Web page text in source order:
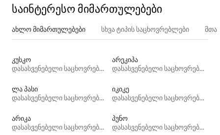
საინტერესო მიმართულებები
ახლო მიმართულებები სხვა ტიპის საცხოვრებლები
კუსკო
დასასვენებელი საცხოვრებლები
არეკიპა
დასასვენებელი საცხოვრებლები
ლა პასი
დასასვენებელი საცხოვრებლები
იკიკე
დასასვენებელი საცხოვრებლები
არიკა
დასასვენებელი საცხოვრებლები
პუნო
დასასვენებელი საცხოვრებლები